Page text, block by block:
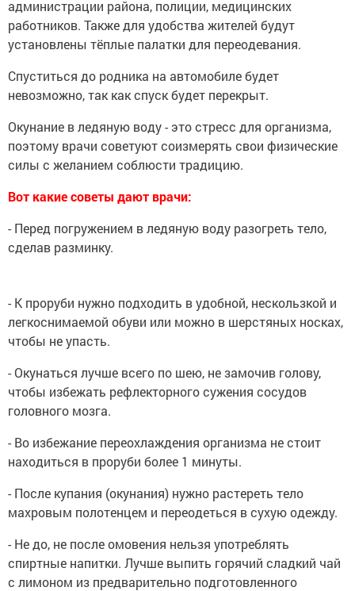
администрации района, полиции, медицинских
работников. Также для удобства жителей будут
установлены тёплые палатки для переодевания.
Спуститься до родника на автомобиле будет
невозможно, так как спуск будет перекрыт.
Окунание в ледяную воду - это стресс для организма,
поэтому врачи советуют соизмерять свои физические
силы с желанием соблюсти традицию.
Вот какие советы дают врачи:
- Перед погружением в ледяную воду разогреть тело,
сделав разминку.
- К проруби нужно подходить в удобной, нескользкой и
легкоснимаемой обуви или можно в шерстяных носках,
чтобы не упасть.
- Окунаться лучше всего по шею, не замочив голову,
чтобы избежать рефлекторного сужения сосудов
головного мозга.
- Во избежание переохлаждения организма не стоит
находиться в проруби более 1 минуты.
- После купания (окунания) нужно растереть тело
махровым полотенцем и переодеться в сухую одежду.
- Не до, не после омовения нельзя употреблять
спиртные напитки. Лучше выпить горячий сладкий чай
с лимоном из предварительно подготовленного